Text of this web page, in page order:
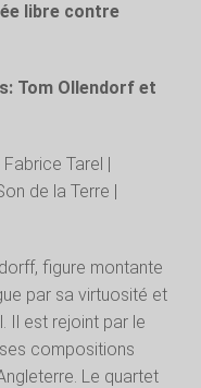
libre contre
Tom Ollendorf et
figure montante
par sa virtuosité et
Il est rejoint par le
compositions
Le quartet